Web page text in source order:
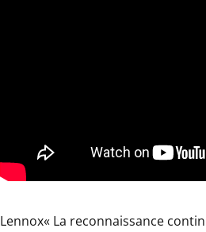
Lennox« La reconnaissance